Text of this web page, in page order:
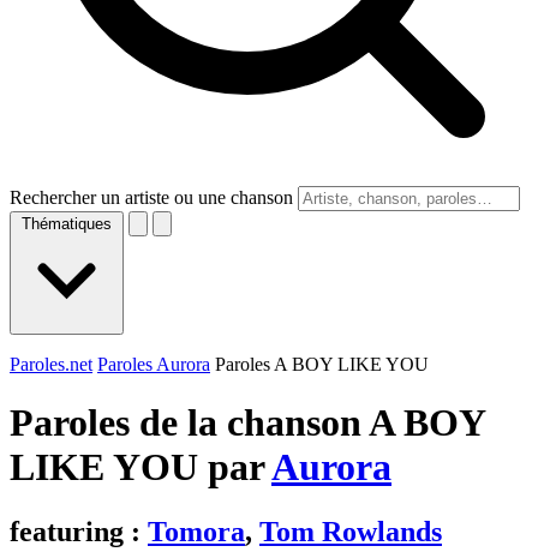
Rechercher un artiste ou une chanson
Thématiques
Paroles.net Paroles Aurora Paroles A BOY LIKE YOU
Paroles de la chanson A BOY
LIKE YOU parAurora
featuring : Tomora, Tom Rowlands